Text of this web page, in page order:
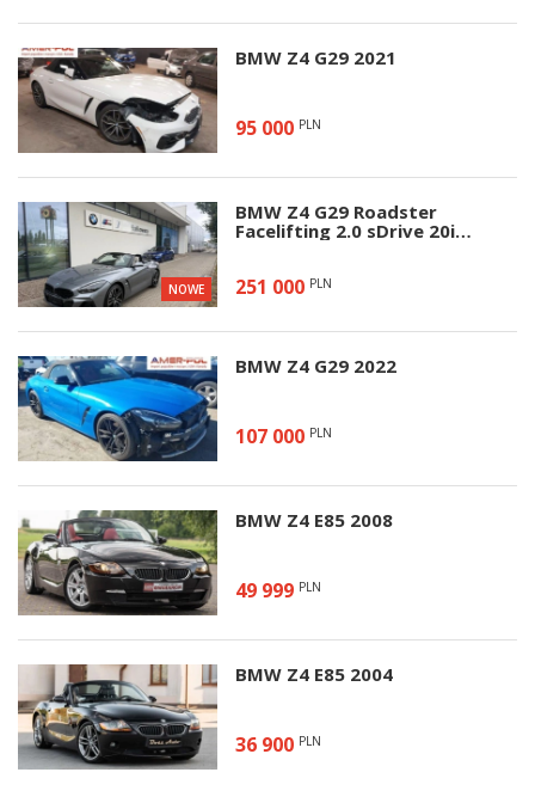
BMW Z4 G29 2021
95 000 PLN
NOWE
BMW Z4 G29 Roadster
Facelifting 2.0 sDrive 20i
251 000 PLN
BMW Z4 G29 2022
107 000 PLN
BMW Z4 E85 2008
49 999 PLN
BMW Z4 E85 2004
36 900 PLN